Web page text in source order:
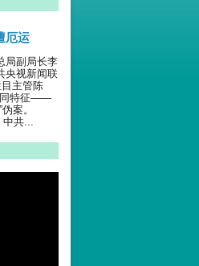
厄运
局副局长李
央视新闻联
主管陈
同特征——
案。
中共...